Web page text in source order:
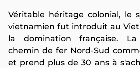
Véritable héritage colonial, le
vietnamien fut introduit au
la domination française.
chemin de fer Nord-Sud
et prend plus de 30 ans à